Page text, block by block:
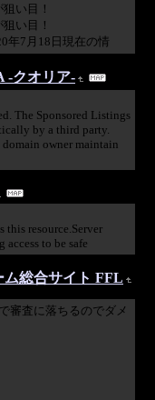
い目！
い目！
年7月18日現在の情
-クオリア-
The Sponsored Listings
by a third party.
owner maintain
this resource.Server
access to be safe
ム総合サイト FFL
審査に落ちるのでダメ